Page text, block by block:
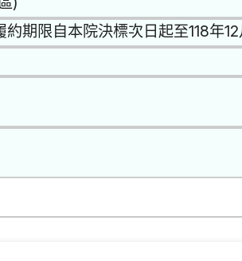
期限自本院決標次日起至118年